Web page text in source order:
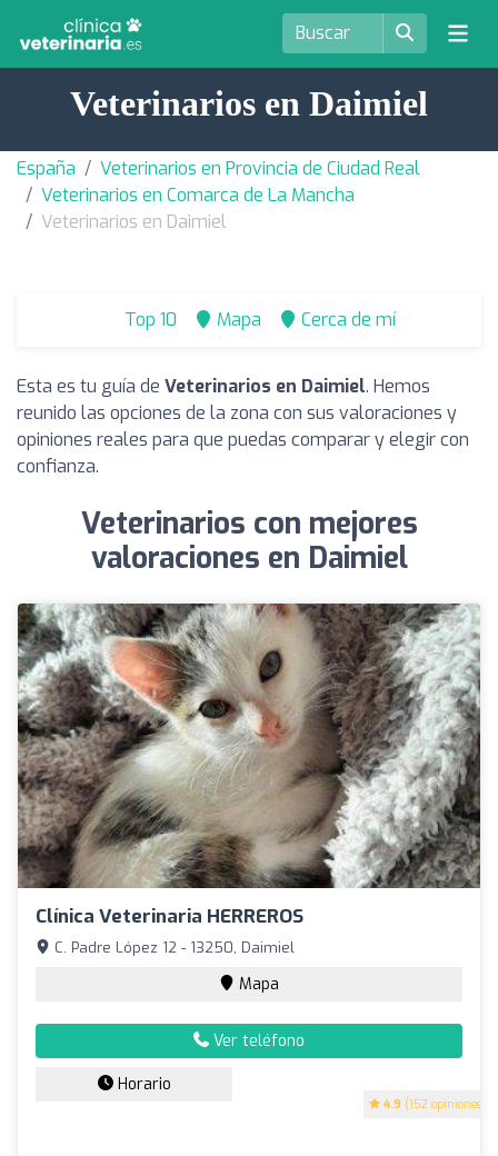
Veterinarios en Daimiel
España
Veterinarios en Provincia de Ciudad Real
Veterinarios en Comarca de La Mancha
Veterinarios en Daimiel
Top 10 Mapa Cerca de mí
Esta es tu guía de Veterinarios en Daimiel. Hemos
reunido las opciones de la zona con sus valoraciones y
opiniones reales para que puedas comparar y elegir con
confianza.
Veterinarios con mejores
valoraciones en Daimiel
Clínica Veterinaria HERREROS
4.9 (152 opiniones)
C. Padre López 12 - 13250, Daimiel
Mapa
Ver teléfono
Horario